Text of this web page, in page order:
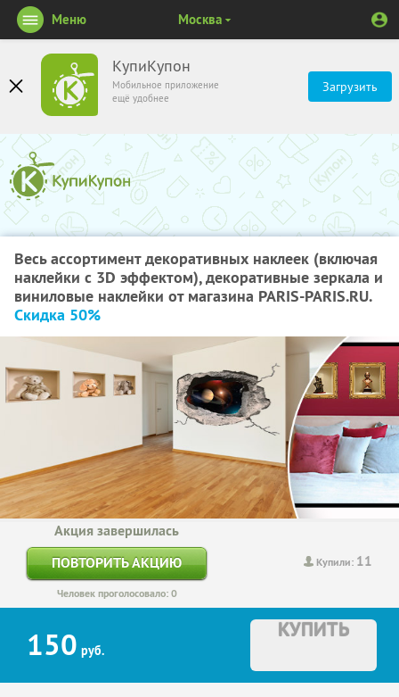
КупиКупон
Мобильное приложение
ещё удобнее
Загрузить
Меню Москва
Весь ассортимент декоративных наклеек (включая
наклейки с 3D эффектом), декоративные зеркала и
виниловые наклейки от магазина PARIS-PARIS.RU.
Скидка 50%
Купили: 11
Акция завершилась
ПОВТОРИТЬ АКЦИЮ
Человек проголосовало: 0
150 руб.
КУПИТЬ